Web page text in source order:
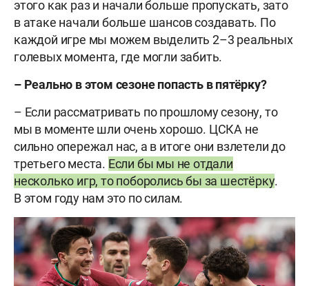
этого как раз и начали больше пропускать, зато
в атаке начали больше шансов создавать. По
каждой игре мы можем выделить 2–3 реальных
голевых момента, где могли забить.
– Реально в этом сезоне попасть в пятёрку?
– Если рассматривать по прошлому сезону, то
мы в моменте шли очень хорошо. ЦСКА не
сильно опережал нас, а в итоге они взлетели до
третьего места. Если бы мы не отдали
несколько игр, то поборолись бы за шестёрку.
В этом году нам это по силам.